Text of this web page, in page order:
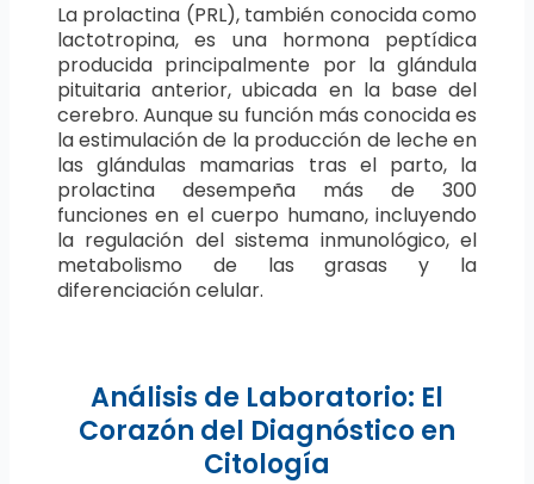
La prolactina (PRL), también conocida como
lactotropina, es una hormona peptídica
producida principalmente por la glándula
pituitaria anterior, ubicada en la base del
cerebro. Aunque su función más conocida es
la estimulación de la producción de leche en
las glándulas mamarias tras el parto, la
prolactina desempeña más de 300
funciones en el cuerpo humano, incluyendo
la regulación del sistema inmunológico, el
metabolismo de las grasas y la
diferenciación celular.
Análisis de Laboratorio: El
Corazón del Diagnóstico en
Citología